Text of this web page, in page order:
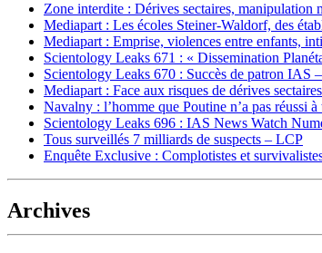
Zone interdite : Dérives sectaires, manipulation
Mediapart : Les écoles Steiner-Waldorf, des
Mediapart : Emprise, violences entre enfants,
Scientology Leaks 671 : « Dissemination
Scientology Leaks 670 : Succès de patron IAS
Mediapart : Face aux risques de dérives
Navalny : l’homme que Poutine n’a pas réussi à
Scientology Leaks 696 : IAS News Watch
Tous surveillés 7 milliards de suspects – LCP
Enquête Exclusive : Complotistes et
Archives